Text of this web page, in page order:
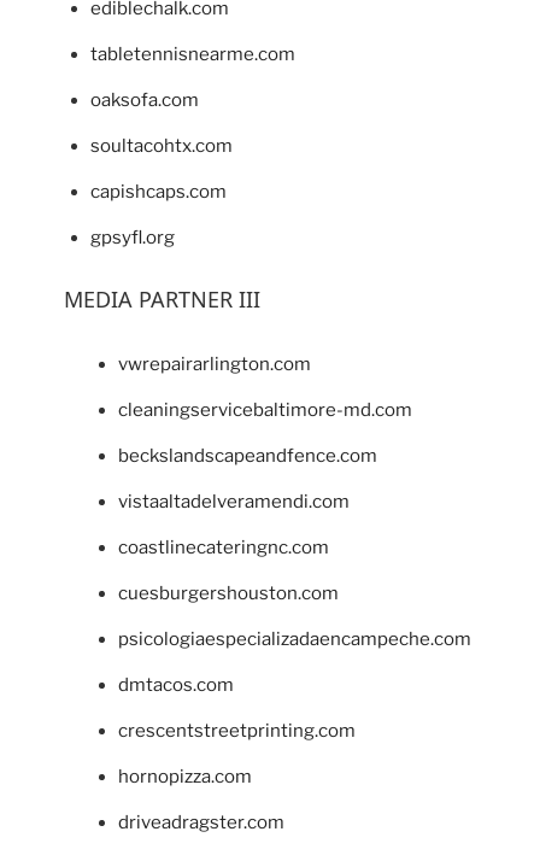
ediblechalk.com
tabletennisnearme.com
oaksofa.com
soultacohtx.com
capishcaps.com
gpsyfl.org
MEDIA PARTNER III
vwrepairarlington.com
cleaningservicebaltimore-md.com
beckslandscapeandfence.com
vistaaltadelveramendi.com
coastlinecateringnc.com
cuesburgershouston.com
psicologiaespecializadaencampeche.com
dmtacos.com
crescentstreetprinting.com
hornopizza.com
driveadragster.com